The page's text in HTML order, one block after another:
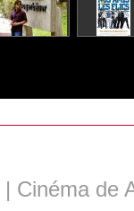
| Cinéma de